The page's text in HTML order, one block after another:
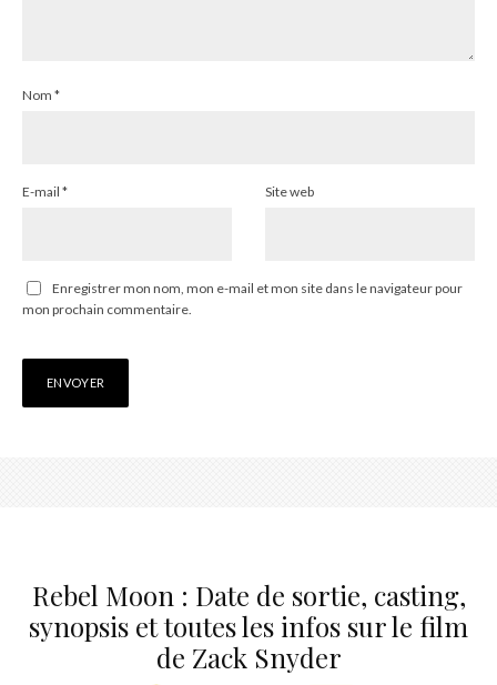
Nom *
E-mail * Site web
Enregistrer mon nom, mon e-mail et mon site dans le navigateur pour
mon prochain commentaire.
Rebel Moon : Date de sortie, casting,
synopsis et toutes les infos sur le film
de Zack Snyder